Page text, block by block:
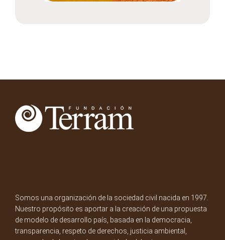
Somos una organización de la sociedad civil nacida en 1997.
Nuestro propósito es aportar a la creación de una propuesta
de modelo de desarrollo país, basada en la democracia,
transparencia, respeto de derechos, justicia ambiental,